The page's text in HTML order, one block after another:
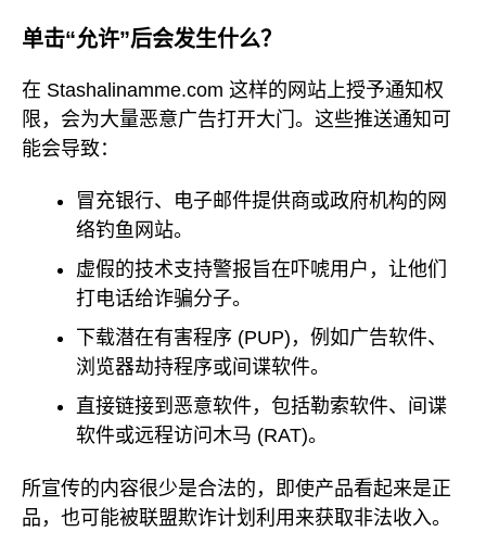
单击“允许”后会发生什么？
在 Stashalinamme.com 这样的网站上授予通知权
限，会为大量恶意广告打开大门。这些推送通知可
能会导致：
冒充银行、电子邮件提供商或政府机构的网
络钓鱼网站。
虚假的技术支持警报旨在吓唬用户，让他们
打电话给诈骗分子。
下载潜在有害程序 (PUP)，例如广告软件、
浏览器劫持程序或间谍软件。
直接链接到恶意软件，包括勒索软件、间谍
软件或远程访问木马 (RAT)。
所宣传的内容很少是合法的，即使产品看起来是正
品，也可能被联盟欺诈计划利用来获取非法收入。